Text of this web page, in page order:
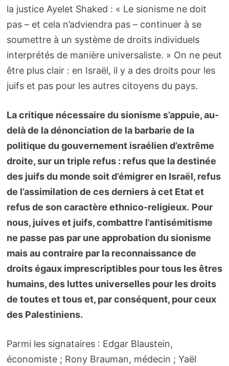
la justice Ayelet Shaked : « Le sionisme ne doit
pas – et cela n’adviendra pas – continuer à se
soumettre à un système de droits individuels
interprétés de manière universaliste. » On ne peut
être plus clair : en Israël, il y a des droits pour les
juifs et pas pour les autres citoyens du pays.
La critique nécessaire du sionisme s’appuie, au-
delà de la dénonciation de la barbarie de la
politique du gouvernement israélien d’extrême
droite, sur un triple refus : refus que la destinée
des juifs du monde soit d’émigrer en Israël, refus
de l’assimilation de ces derniers à cet Etat et
refus de son caractère ethnico-religieux. Pour
nous, juives et juifs, combattre l’antisémitisme
ne passe pas par une approbation du sionisme
mais au contraire par la reconnaissance de
droits égaux imprescriptibles pour tous les êtres
humains, des luttes universelles pour les droits
de toutes et tous et, par conséquent, pour ceux
des Palestiniens.
Parmi les signataires : Edgar Blaustein,
économiste ; Rony Brauman, médecin ; Yaël